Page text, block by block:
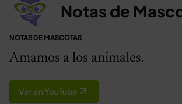
Notas de
NOTAS DE MASCOTAS
Amamos a los animales.
Ver en YouTube